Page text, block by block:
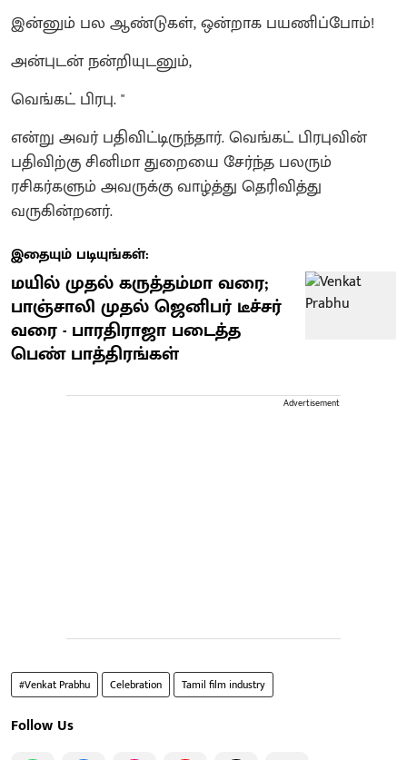
​இன்னும் பல ஆண்டுகள், ஒன்றாக பயணிப்போம்!
​அன்புடன் நன்றியுடனும்,
வெங்கட் பிரபு. "
என்று அவர் பதிவிட்டிருந்தார். வெங்கட் பிரபுவின்
பதிவிற்கு சினிமா துறையை சேர்ந்த பலரும்
ரசிகர்களும் அவருக்கு வாழ்த்து தெரிவித்து
வருகின்றனர்.
இதையும் படியுங்கள்:
மயில் முதல் கருத்தம்மா வரை;
பாஞ்சாலி முதல் ஜெனிபர் டீச்சர்
வரை - பாரதிராஜா படைத்த
பெண் பாத்திரங்கள்
Advertisement
#Venkat Prabhu Celebration Tamil film industry
Follow Us